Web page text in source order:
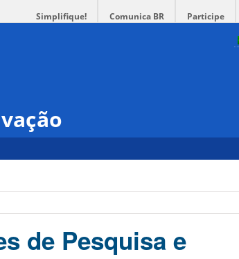
Simplifique! Comunica BR Participe
de Pesquisa e